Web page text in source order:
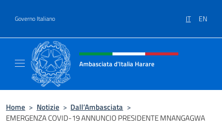
Governo Italiano IT EN
Intestazione sito, social e menù
Ambasciata d'Italia Harare
Home > Notizie > Dall’Ambasciata >
EMERGENZA COVID-19 ANNUNCIO PRESIDENTE MNANGAGWA